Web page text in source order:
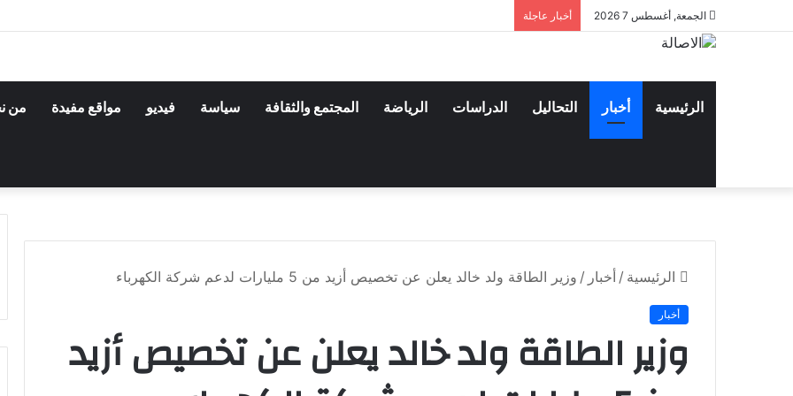
الجمعة, أغسطس 7 2026 أخبار عاجلة
الرئيسية أخبار التحاليل الدراسات الرياضة المجتمع والثقافة سياسة فيديو مواقع مفيدة من
الرئيسية / أخبار / وزير الطاقة ولد خالد يعلن عن تخصيص أزيد من 5 مليارات لدعم شركة الكهرباء
أخبار
وزير الطاقة ولد خالد يعلن عن تخصيص أزيد